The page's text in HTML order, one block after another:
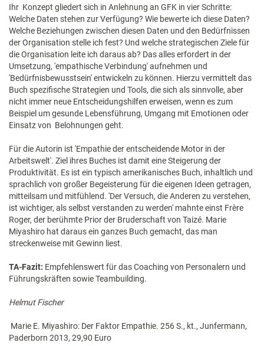
Ihr Konzept gliedert sich in Anlehnung an GFK in vier Schritte:
Welche Daten stehen zur Verfügung? Wie bewerte ich diese Daten?
Welche Beziehungen zwischen diesen Daten und den Bedürfnissen
der Organisation stelle ich fest? Und welche strategischen Ziele für
die Organisation leite ich daraus ab? Das alles erfordert in der
Umsetzung, 'empathische Verbindung' aufnehmen und
'Bedürfnisbewusstsein' entwickeln zu können. Hierzu vermittelt das
Buch spezifische Strategien und Tools, die sich als sinnvolle, aber
nicht immer neue Entscheidungshilfen erweisen, wenn es zum
Beispiel um gesunde Lebensführung, Umgang mit Emotionen oder
Einsatz von Belohnungen geht.
Für die Autorin ist 'Empathie der entscheidende Motor in der
Arbeitswelt'. Ziel ihres Buches ist damit eine Steigerung der
Produktivität. Es ist ein typisch amerikanisches Buch, inhaltlich und
sprachlich von großer Begeisterung für die eigenen Ideen getragen,
mitteilsam und mitfühlend. 'Der Versuch, die Anderen zu verstehen,
ist wichtiger, als selbst verstanden zu werden' mahnte einst Frère
Roger, der berühmte Prior der Bruderschaft von Taizé. Marie
Miyashiro hat daraus ein ganzes Buch gemacht, das man
streckenweise mit Gewinn liest.
TA-Fazit: Empfehlenswert für das Coaching von Personalern und
Führungskräften sowie Teambuilding.
Helmut Fischer
Marie E. Miyashiro: Der Faktor Empathie. 256 S., kt., Junfermann,
Paderborn 2013, 29,90 Euro